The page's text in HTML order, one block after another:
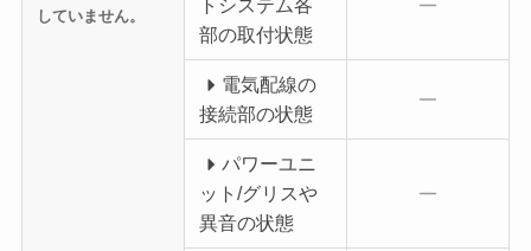
していません。
トシステム各
部の取付状態
電気配線の
接続部の状態
パワーユニ
ット/グリスや
異音の状態